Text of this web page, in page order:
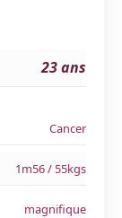
23 ans
Cancer
1m56 / 55kgs
magnifique